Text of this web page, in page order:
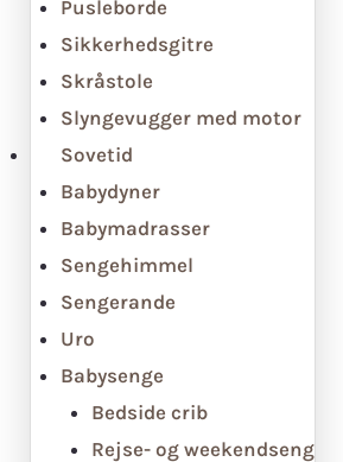
Pusleborde
Sikkerhedsgitre
Skråstole
Slyngevugger med motor
Sovetid
Babydyner
Babymadrasser
Sengehimmel
Sengerande
Uro
Babysenge
Bedside crib
Rejse- og weekendseng